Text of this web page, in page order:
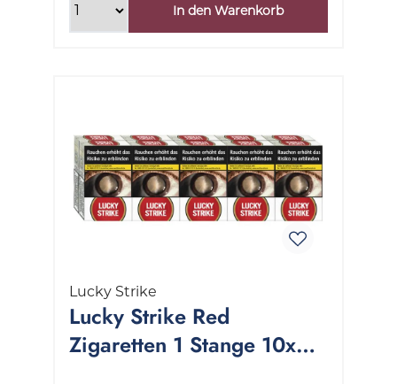
In den Warenkorb
Lucky Strike
Lucky Strike Red
Zigaretten 1 Stange 10x20